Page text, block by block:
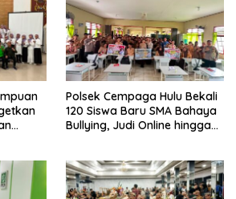
Polsek Cempaga Hulu Bekali
120 Siswa Baru SMA Bahaya
Bullying, Judi Online hingga